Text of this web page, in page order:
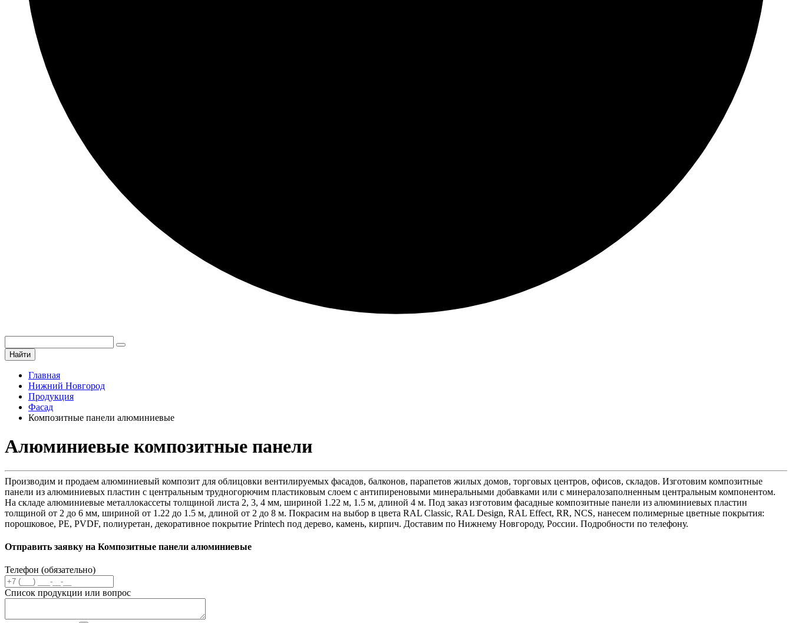
Найти
Главная
Нижний Новгород
Продукция
Фасад
Композитные панели алюминиевые
Алюминиевые композитные панели
Производим и продаем алюминиевый композит для облицовки вентилируемых фасадов, балконов, парапетов жилых домов, торговых центров, офисов, складов. Изготовим композитные
панели из алюминиевых пластин с центральным трудногорючим пластиковым слоем с антипиреновыми минеральными добавками или с минералозаполненным центральным компонентом.
На складе алюминиевые металлокассеты толщиной листа 2, 3, 4 мм, шириной 1.22 м, 1.5 м, длиной 4 м. Под заказ изготовим фасадные композитные панели из алюминиевых пластин
толщиной от 2 до 6 мм, шириной от 1.22 до 1.5 м, длиной от 2 до 8 м. Покрасим на выбор в цвета RAL Classic, RAL Design, RAL Effect, RR, NCS, нанесем полимерные цветные покрытия:
порошковое, PE, PVDF, полиуретан, декоративное покрытие Printech под дерево, камень, кирпич. Доставим по Нижнему Новгороду, России. Подробности по телефону.
Отправить заявку на Композитные панели алюминиевые
Телефон (обязательно)
Список продукции или вопрос